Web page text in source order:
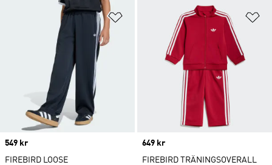
Lägg till på önskelistan
Price
549 kr
FIREBIRD LOOSE
Price
649 kr
FIREBIRD TRÄNINGSOVERALL